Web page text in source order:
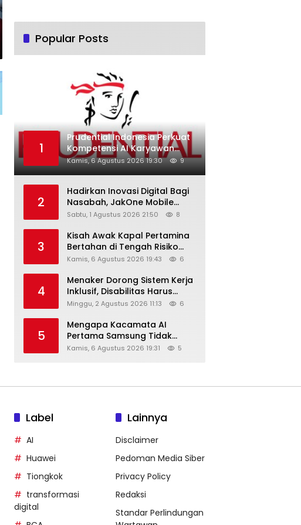
Popular Posts
1
Prudential Indonesia Perkuat
Kompetensi AI Karyawan
Lewat AI Week
Kamis, 6 Agustus 2026 19:30 9
2
Hadirkan Inovasi Digital Bagi
Nasabah, JakOne Mobile
Antar Bank Jakarta Sukses
Awards 2026
Sabtu, 1 Agustus 2026 21:50 8
3
Kisah Awak Kapal Pertamina
Bertahan di Tengah Risiko
Pelayaran Selat Hormuz
Kamis, 6 Agustus 2026 19:43 6
4
Menaker Dorong Sistem Kerja
Inklusif, Disabilitas Harus
Dapat Kesempatan Setara
Minggu, 2 Agustus 2026 11:13 6
5
Mengapa Kacamata AI
Pertama Samsung Tidak
Dibekali Layar?
Kamis, 6 Agustus 2026 19:31 5
Label
AI
Huawei
Tiongkok
transformasi
digital
Lainnya
Disclaimer
Pedoman Media Siber
Privacy Policy
Redaksi
Standar Perlindungan